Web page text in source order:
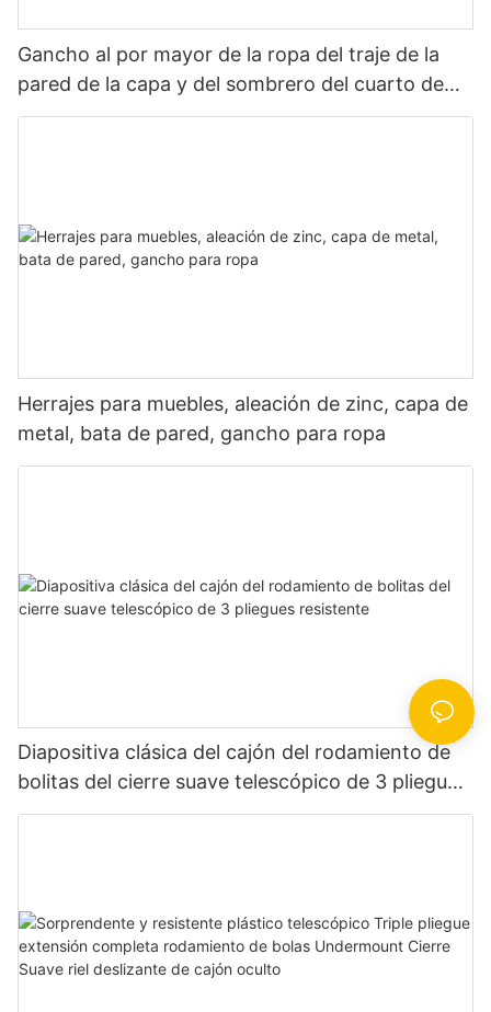
Gancho al por mayor de la ropa del traje de la
pared de la capa y del sombrero del cuarto de
baño del dormitorio del metal de la aleación del
Herrajes para muebles, aleación de zinc, capa de
metal, bata de pared, gancho para ropa
Diapositiva clásica del cajón del rodamiento de
bolitas del cierre suave telescópico de 3 pliegues
resistente